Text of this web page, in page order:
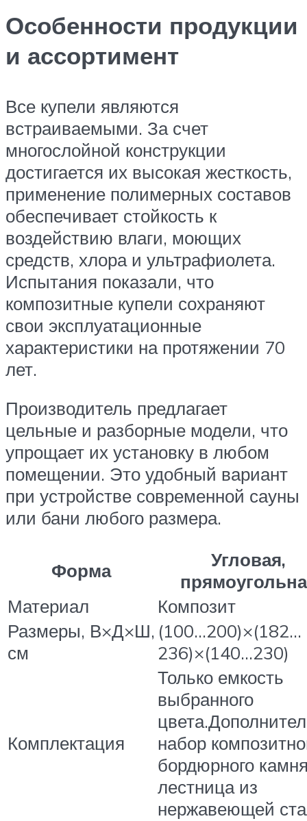
Особенности продукции
и ассортимент
Все купели являются
встраиваемыми. За счет
многослойной конструкции
достигается их высокая жесткость,
применение полимерных составов
обеспечивает стойкость к
воздействию влаги, моющих
средств, хлора и ультрафиолета.
Испытания показали, что
композитные купели сохраняют
свои эксплуатационные
характеристики на протяжении 70
лет.
Производитель предлагает
цельные и разборные модели, что
упрощает их установку в любом
помещении. Это удобный вариант
при устройстве современной сауны
или бани любого размера.
Форма
Угловая,
Материал
Композит
Размеры, В×Д×Ш,
см
(100…200)×(182…
236)×(140…230)
Комплектация
Только емкость
выбранного
набор
бордюрного
лестница из
нержавеющей